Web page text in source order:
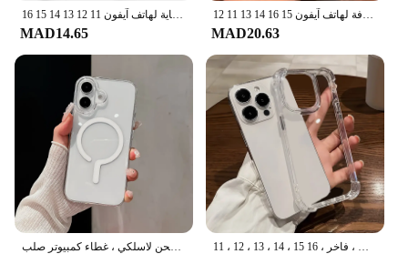
حافظة هاتف شفافة رفيعة للغاية لهاتف آيفون 11 12 13 14 15 16 Pro X XR XS Max Mini 7 8 Plus SE غطاء خلفي شفاف من السيليكون
MAD14.65
حافظة أصلية شفافة لهاتف آيفون 15 16 14 13 11 12 Pro Max Plus Magsafe حافظة عدسة شحن لاسلكية مغناطيسية غطاء غير لامع
MAD20.63
جراب هاتف مغناطيسي شفاف رقيق للغاية ، شحن لاسلكي ، غطاء كمبيوتر صلب ، MagSafe لهاتف iPhone 16 15 14 Pro Max Plus 13 12 جراب هاتف شفاف مقاوم للصدمات لهاتف آيفون ، مصد سيليكون ، غطاء خلفي شفاف ، فاخر ، 16 15 ، 14 ، 13 ، 12 ، 11 Pro Max ، 7 ، 8 Plus ، XR ، X ، XS ، Max